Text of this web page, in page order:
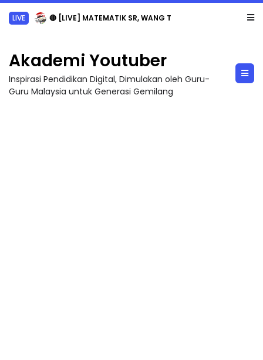
LIVE 🔴 [LIVE] MATEMATIK SR, WANG TAHUN 6 OLEH CIKGU ANITA #ALLINONE #141 #...
Akademi Youtuber
Inspirasi Pendidikan Digital, Dimulakan oleh Guru-
Guru Malaysia untuk Generasi Gemilang